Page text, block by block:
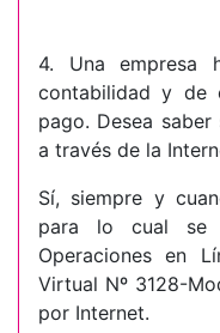
4. Una empresa
contabilidad y de
pago. Desea
a través de la
Sí, siempre y
para lo cual se
Operaciones en
Virtual Nº 3128-
por Internet.